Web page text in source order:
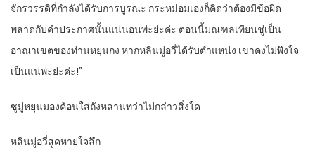
จักรวรรดิที่กำลังได้รับการบูรณะ กระหม่อมเองก็คิดว่าต้องมีข้อผิด
พลาดกับคำประกาศนั้นแน่นอนพ่ะย่ะค่ะ ตอนนี้มณฑลเทียนชู่เป็น
อาณาเขตของท่านหยุนกง หากหลินมู่อวี่ได้รับตำแหน่ง เขาคงไม่พึงใจ
เป็นแน่พ่ะย่ะค่ะ!”
ซูมู่หยุนมองค้อนใส่ถังหลานทว่าไม่กล่าวสิ่งใด
หลินมู่อวี่สูดหายใจลึก